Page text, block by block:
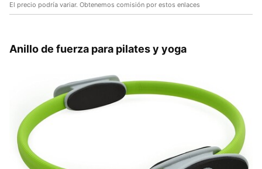
El precio podría variar. Obtenemos comisión por estos enlaces
Anillo de fuerza para pilates y yoga